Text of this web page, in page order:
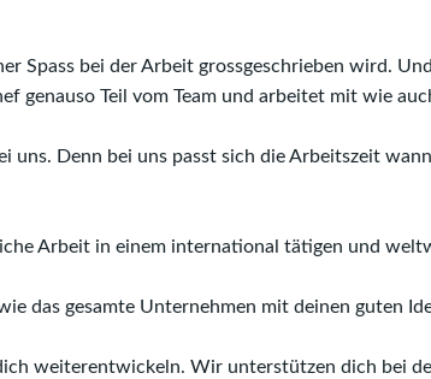
Spass bei der Arbeit grossgeschrieben wird.
genauso Teil vom Team und arbeitet mit wie
Denn bei uns passt sich die Arbeitszeit
Arbeit in einem international tätigen und
das gesamte Unternehmen mit deinen guten
weiterentwickeln. Wir unterstützen dich bei